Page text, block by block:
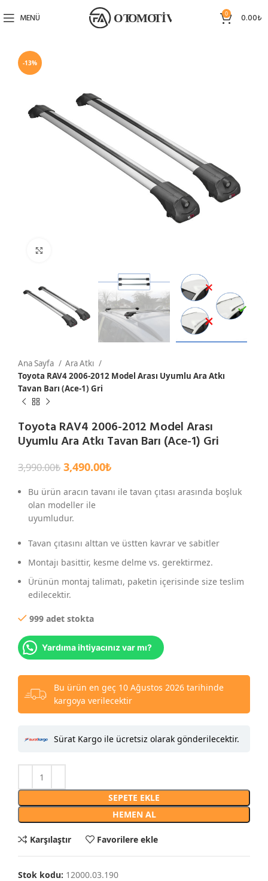
MENÜ 0 0.00₺
-13%
Ana Sayfa
Ara Atkı
Toyota RAV4 2006-2012 Model Arası Uyumlu Ara Atkı
Tavan Barı (Ace-1) Gri
Toyota RAV4 2006-2012 Model Arası
Uyumlu Ara Atkı Tavan Barı (Ace-1) Gri
3,990.00₺ 3,490.00₺
Bu ürün aracın tavanı ile tavan çıtası arasında boşluk
olan modeller ile
uyumludur.
Tavan çıtasını alttan ve üstten kavrar ve sabitler
Montajı basittir, kesme delme vs. gerektirmez.
Ürünün montaj talimatı, paketin içerisinde size teslim
edilecektir.
999 adet stokta
Yardıma ihtiyacınız var mı?
Bu ürün en geç 10 Ağustos 2026 tarihinde
kargoya verilecektir
Sürat Kargo ile ücretsiz olarak gönderilecektir.
SEPETE EKLE
HEMEN AL
Karşılaştır Favorilere ekle
Stok kodu: 12000.03.190